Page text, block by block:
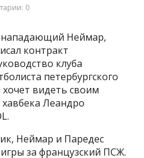
0
нападающий Неймар,
контракт
клуба
петербургского
видеть своим
Леандро
Неймар и Паредес
за французский ПСЖ.